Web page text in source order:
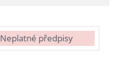
Neplatné předpisy